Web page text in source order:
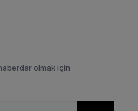
olmak için